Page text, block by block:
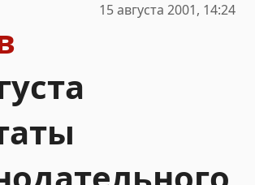
15 августа 2001, 14:24